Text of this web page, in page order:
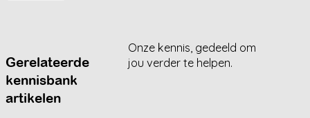
Gerelateerde
kennisbank
artikelen
Onze kennis, gedeeld om
jou verder te helpen.